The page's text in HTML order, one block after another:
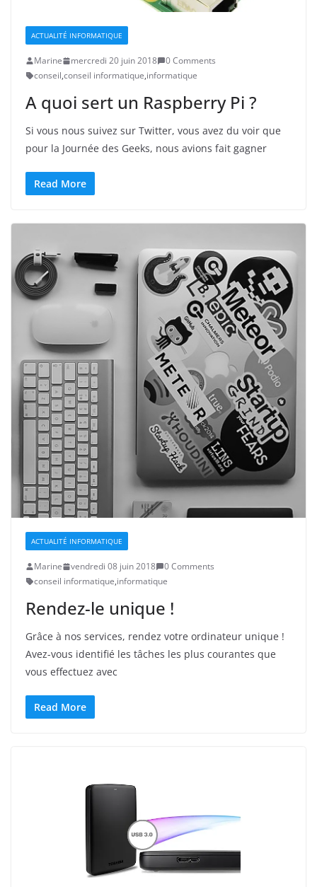
ACTUALITÉ INFORMATIQUE
Marine mercredi 20 juin 2018
0 Comments
conseil,conseil informatique,informatique
A quoi sert un Raspberry Pi ?
Si vous nous suivez sur Twitter, vous avez du voir que
pour la Journée des Geeks, nous avions fait gagner
Read More
ACTUALITÉ INFORMATIQUE
Marine vendredi 08 juin 2018
0 Comments
conseil informatique,informatique
Rendez-le unique !
Grâce à nos services, rendez votre ordinateur unique !
Avez-vous identifié les tâches les plus courantes que
vous effectuez avec
Read More